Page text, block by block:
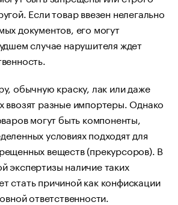
Если товар ввезен нелегально
документов, его могут
случае нарушителя ждет
обычную краску, лак или даже
ввозят разные импортеры. Однако
могут быть компоненты,
условиях подходят для
веществ (прекурсоров). В
экспертизы наличие таких
стать причиной как конфискации
ответственности.